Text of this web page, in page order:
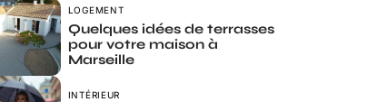
LOGEMENT
Quelques idées de terrasses
pour votre maison à
Marseille
INTÉRIEUR